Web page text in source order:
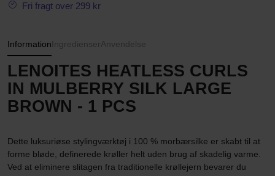
Fri fragt over 299 kr
Information Ingredienser Anvendelse
LENOITES HEATLESS CURLS
IN MULBERRY SILK LARGE
BROWN - 1 PCS
Dette luksuriøse stylingværktøj i 100 % morbærsilke er skabt til at
forme bløde, definerede krøller helt uden brug af skadelig varme.
Ved at eliminere slitagen fra traditionelle krøllejern bevarer du